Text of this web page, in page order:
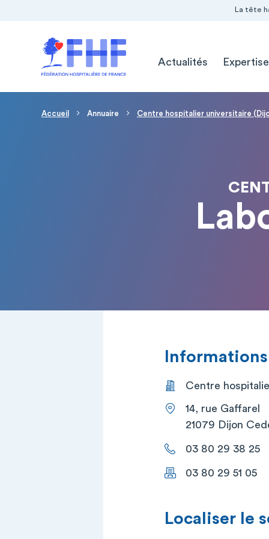
La tête
Actualités
Fil d'Ariane
Accueil Annuaire Centre hospitalier universitaire
Centre
14, rue Gaffarel
21079 Dijon
03 80 29 38 25
03 80 29 51 05
Localiser le